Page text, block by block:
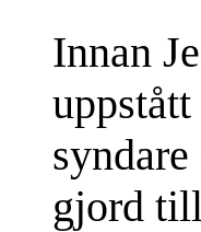
Innan
gjord